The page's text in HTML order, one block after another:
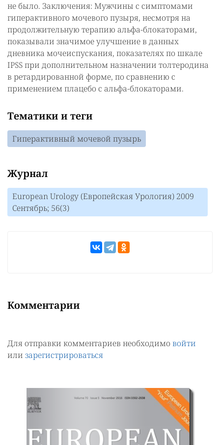
не было. Заключения: Мужчины с симптомами
гиперактивного мочевого пузыря, несмотря на
продолжительную терапию альфа-блокаторами,
показывали значимое улучшение в данных
дневника мочеиспускания, показателях по шкале
IPSS при дополнительном назначении толтеродина
в ретардированной форме, по сравнению с
применением плацебо с альфа-блокаторами.
Тематики и теги
Гиперактивный мочевой пузырь
Журнал
European Urology (Европейская Урология) 2009
Сентябрь; 56(3)
Комментарии
Для отправки комментариев необходимо войти
или зарегистрироваться